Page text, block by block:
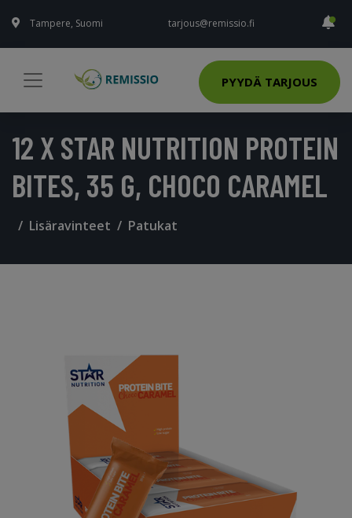
Tampere, Suomi tarjous@remissio.fi
PYYDÄ TARJOUS
12 X STAR NUTRITION PROTEIN
BITES, 35 G, CHOCO CARAMEL
Lisäravinteet Patukat